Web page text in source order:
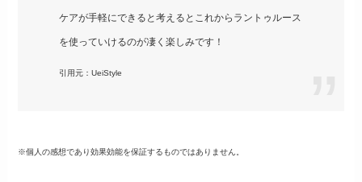
ケアが手軽にできると考えるとこれからラントゥルース
を使っていけるのが凄く楽しみです！
引用元：UeiStyle
※個人の感想であり効果効能を保証するものではありません。